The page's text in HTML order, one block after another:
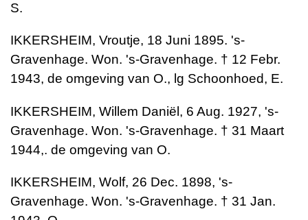
S.
IKKERSHEIM, Vroutje, 18 Juni 1895. 's-
Gravenhage. Won. 's-Gravenhage. † 12 Febr.
1943, de omgeving van O., lg Schoonhoed, E.
IKKERSHEIM, Willem Daniël, 6 Aug. 1927, 's-
Gravenhage. Won. 's-Gravenhage. † 31 Maart
1944,. de omgeving van O.
IKKERSHEIM, Wolf, 26 Dec. 1898, 's-
Gravenhage. Won. 's-Gravenhage. † 31 Jan.